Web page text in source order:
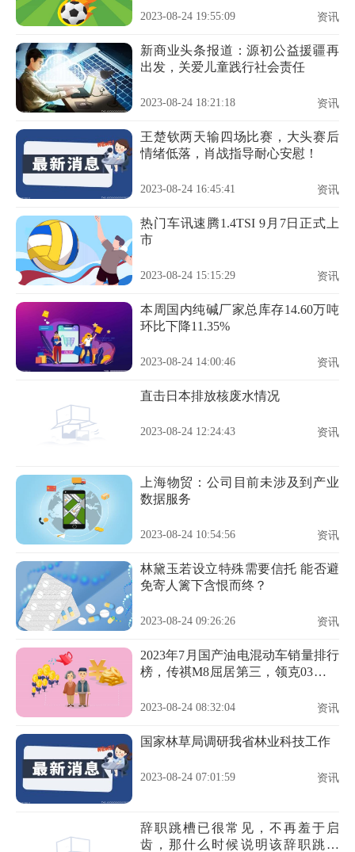
2023-08-24 19:55:09 资讯
新商业头条报道：源初公益援疆再
出发，关爱儿童践行社会责任
2023-08-24 18:21:18 资讯
王楚钦两天输四场比赛，大头赛后
情绪低落，肖战指导耐心安慰！
2023-08-24 16:45:41 资讯
热门车讯速腾1.4TSI 9月7日正式上
市
2023-08-24 15:15:29 资讯
本周国内纯碱厂家总库存14.60万吨
环比下降11.35%
2023-08-24 14:00:46 资讯
​直击日本排放核废水情况
2023-08-24 12:24:43 资讯
上海物贸：公司目前未涉及到产业
数据服务
2023-08-24 10:54:56 资讯
林黛玉若设立特殊需要信托 能否避
免寄人篱下含恨而终？
2023-08-24 09:26:26 资讯
2023年7月国产油电混动车销量排行
榜，传祺M8屈居第三，领克03成最
2023-08-24 08:32:04 资讯
国家林草局调研我省林业科技工作
2023-08-24 07:01:59 资讯
辞职跳槽已很常见，不再羞于启
齿，那什么时候说明该辞职跳槽